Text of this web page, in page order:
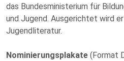
das Bundesministerium für
und Jugend. Ausgerichtet wird
Jugendliteratur.
Nominierungsplakate (Format